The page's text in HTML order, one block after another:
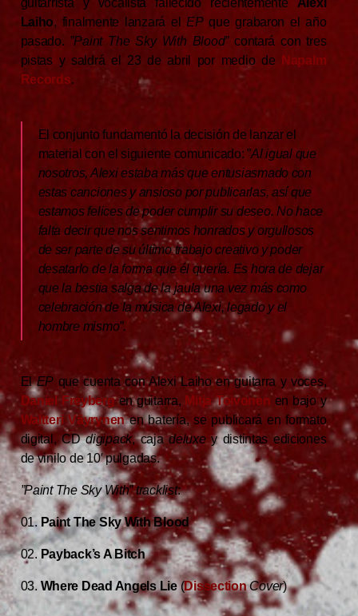
guitarrista y vocalista fallecido recientemente Alexi
Laiho, finalmente lanzará elEPque grabaron el año
pasado. ”Paint The Sky With Blood”contará con tres
pistas y saldrá el 23 de abril por medio de
Napalm
Records.
El conjunto fundamentó la decisión de lanzar el
material con el siguiente comunicado: ”Al igual que
nosotros, Alexi estaba más que entusiasmado con
estas canciones y ansioso por publicarlas, así que
estamos felices de poder cumplir su deseo. No hace
falta decir que nos sentimos honrados y orgullosos
de ser parte de su último trabajo creativo y poder
desatarlo de la forma que él quería. Es hora de dejar
que la bestia salga de la jaula una vez más como
celebración de la música de Alexi, legado y el
hombre mismo”.
ElEP que cuenta con Alexi Laiho en guitarra y voces,
Daniel Freybergen guitarra, Mitja Toivonen en bajo y
Waltteri Väyrynenen batería,se publicará en formato
digital, CDdigipack, cajadeluxey distintas ediciones
de vinilo de 10′ pulgadas.
”Paint The Sky With” tracklist:
01. Paint The Sky With Blood
02. Payback’s A Bitch
03. Where Dead Angels Lie(Dissection Cover)